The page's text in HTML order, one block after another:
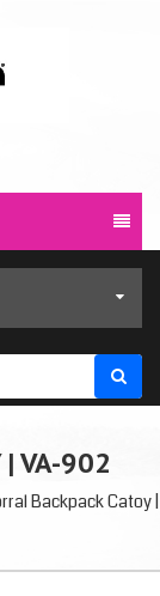
| VA-902
Backpack Catoy |